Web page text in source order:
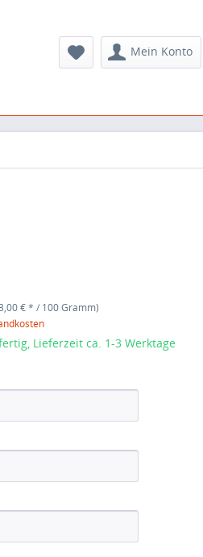
Mein Konto
€ * / 100 Gramm)
Lieferzeit ca. 1-3 Werktage